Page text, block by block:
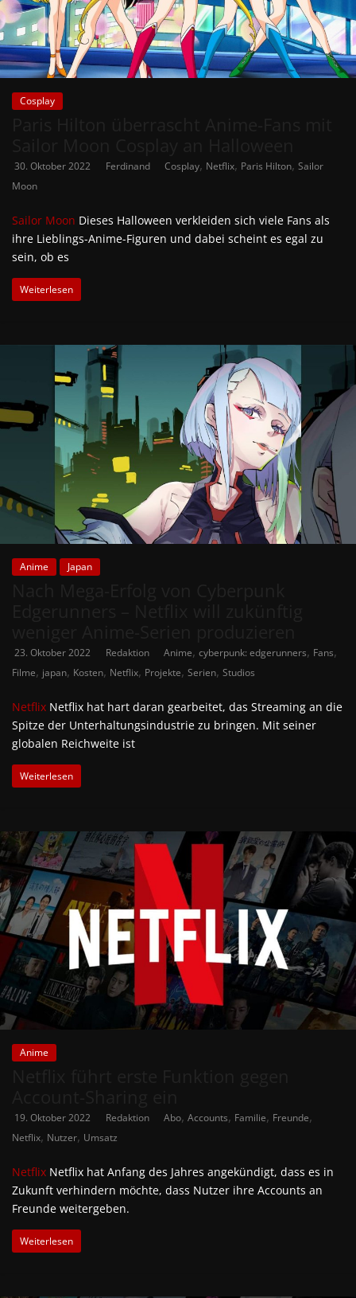
Cosplay
30. Oktober 2022 Ferdinand Cosplay, Netflix, Paris Hilton, Sailor
Moon
Sailor Moon Dieses Halloween verkleiden sich viele Fans als
ihre Lieblings-Anime-Figuren und dabei scheint es egal zu
sein, ob es
Weiterlesen
Anime Japan
23. Oktober 2022 Redaktion Anime, cyberpunk: edgerunners, Fans,
Filme, japan, Kosten, Netflix, Projekte, Serien, Studios
Netflix Netflix hat hart daran gearbeitet, das Streaming an die
Spitze der Unterhaltungsindustrie zu bringen. Mit seiner
globalen Reichweite ist
Weiterlesen
Anime
19. Oktober 2022 Redaktion Abo, Accounts, Familie, Freunde,
Netflix, Nutzer, Umsatz
Netflix Netflix hat Anfang des Jahres angekündigt, dass es in
Zukunft verhindern möchte, dass Nutzer ihre Accounts an
Freunde weitergeben.
Weiterlesen